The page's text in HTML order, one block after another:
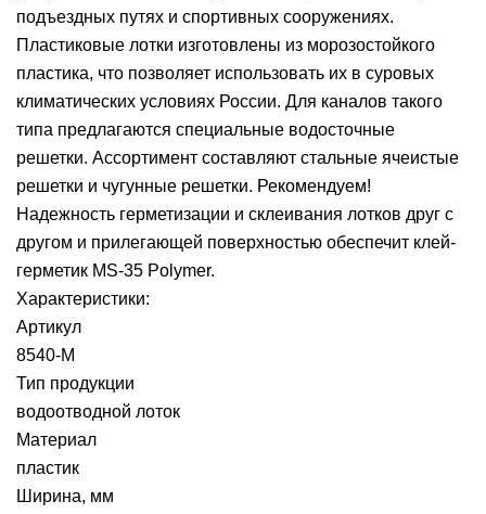
подъездных путях и спортивных сооружениях.
Пластиковые лотки изготовлены из морозостойкого
пластика, что позволяет использовать их в суровых
климатических условиях России. Для каналов такого
типа предлагаются специальные водосточные
решетки. Ассортимент составляют стальные ячеистые
решетки и чугунные решетки. Рекомендуем!
Надежность герметизации и склеивания лотков друг с
другом и прилегающей поверхностью обеспечит клей-
герметик MS-35 Polymer.
Характеристики:
Артикул
8540-М
Тип продукции
водоотводной лоток
Материал
пластик
Ширина, мм